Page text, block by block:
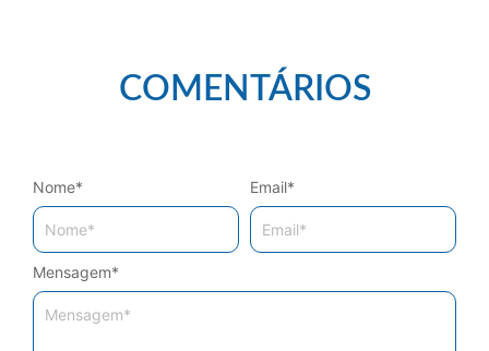
COMENTÁRIOS
Mensagem*
Nome* Email*